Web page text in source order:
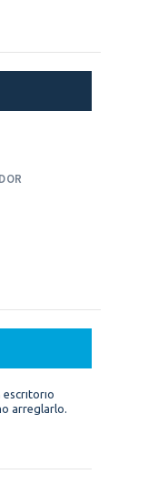
escritorio
arreglarlo.